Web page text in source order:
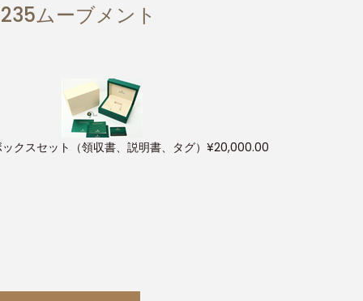
ムーブメント
クスセット（領収書、説明書、タグ） ¥20,000.00